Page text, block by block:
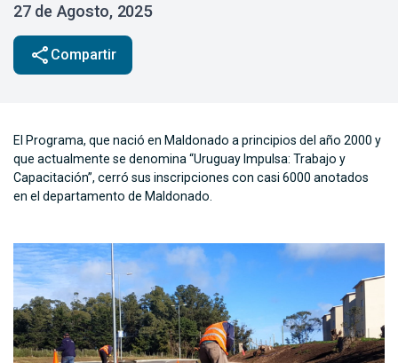
27 de Agosto, 2025
share Compartir
El Programa, que nació en Maldonado a principios del año 2000 y
que actualmente se denomina “Uruguay Impulsa: Trabajo y
Capacitación”, cerró sus inscripciones con casi 6000 anotados
en el departamento de Maldonado.